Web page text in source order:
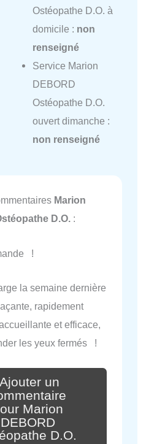
Ostéopathe D.O. à
domicile : non
renseigné
Service Marion
DEBORD
Ostéopathe D.O.
ouvert dimanche :
non renseigné
Marion
D.O. :
!
la semaine dernière
rapidement
et efficace,
les yeux fermés !
Ajouter un
Marion
DEBORD
D.O.